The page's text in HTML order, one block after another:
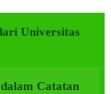
Universitas
Catatan